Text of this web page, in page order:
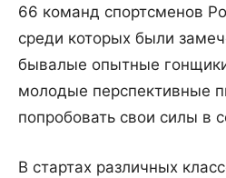
66 команд спортсменов
среди которых были
бывалые опытные
молодые перспективные
попробовать свои силы в
В стартах различных